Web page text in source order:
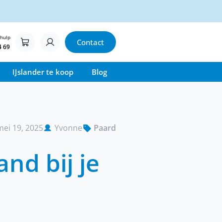
69 Contact
IJslander te koop Blog
19, 2025 Yvonne Paard
bij je